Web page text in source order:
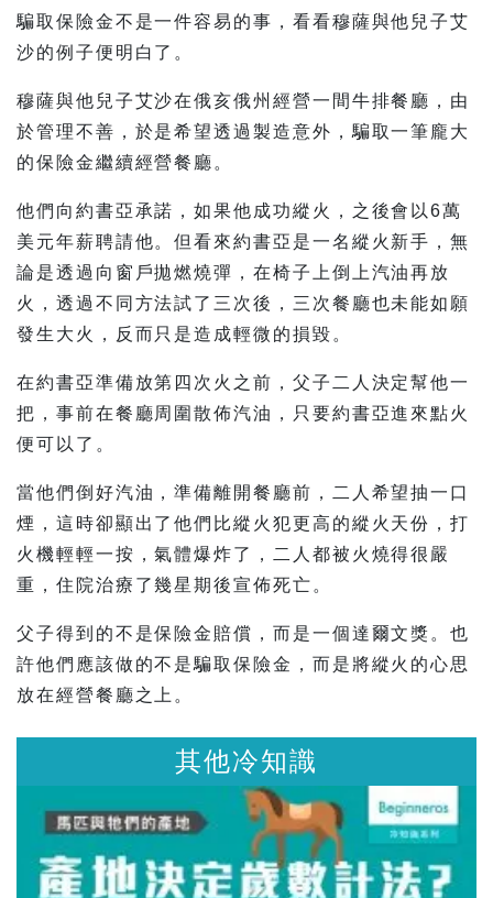
騙取保險金不是一件容易的事，看看穆薩與他兒子艾
沙的例子便明白了。
穆薩與他兒子艾沙在俄亥俄州經營一間牛排餐廳，由
於管理不善，於是希望透過製造意外，騙取一筆龐大
的保險金繼續經營餐廳。
他們向約書亞承諾，如果他成功縱火，之後會以6萬
美元年薪聘請他。但看來約書亞是一名縱火新手，無
論是透過向窗戶拋燃燒彈，在椅子上倒上汽油再放
火，透過不同方法試了三次後，三次餐廳也未能如願
發生大火，反而只是造成輕微的損毀。
在約書亞準備放第四次火之前，父子二人決定幫他一
把，事前在餐廳周圍散佈汽油，只要約書亞進來點火
便可以了。
當他們倒好汽油，準備離開餐廳前，二人希望抽一口
煙，這時卻顯出了他們比縱火犯更高的縱火天份，打
火機輕輕一按，氣體爆炸了，二人都被火燒得很嚴
重，住院治療了幾星期後宣佈死亡。
父子得到的不是保險金賠償，而是一個達爾文獎。也
許他們應該做的不是騙取保險金，而是將縱火的心思
放在經營餐廳之上。
其他冷知識